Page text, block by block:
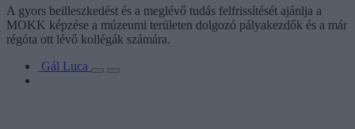
A gyors beilleszkedést és a meglévő tudás felfrissítését ajánlja a
MOKK képzése a múzeumi területen dolgozó pályakezdők és a már
régóta ott lévő kollégák számára.
Gál Luca